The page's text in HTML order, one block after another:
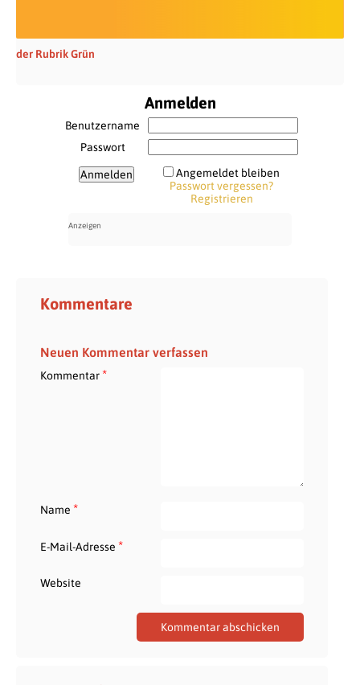
der Rubrik Grün
Anmelden
Benutzername
Passwort
Angemeldet bleiben
Passwort vergessen?
Registrieren
Kommentare
Neuen Kommentar verfassen
Kommentar*
Name *
E-Mail-Adresse *
Website